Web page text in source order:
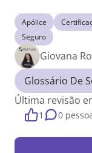
Apólice
Seguro
Giovana
Glossário De
Última revisão
1 0